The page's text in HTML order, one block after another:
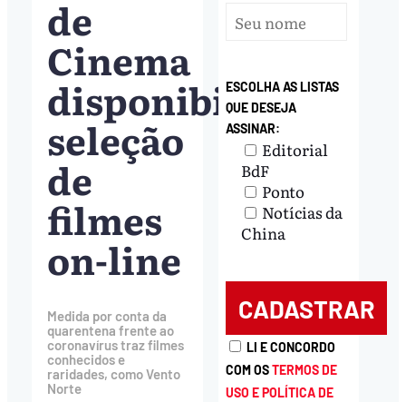
de
Cinema
disponibilizam
seleção
de
filmes
on-line
Medida por conta da
quarentena frente ao
coronavírus traz filmes
conhecidos e
raridades, como Vento
Norte
ESCOLHA AS LISTAS
QUE DESEJA
ASSINAR:
Editorial
BdF
Ponto
Notícias da
China
LI E CONCORDO
COM OSTERMOS DE
USO E POLÍTICA DE